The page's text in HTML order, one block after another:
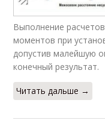
Выполнение
моментов при
допустив малейшую
конечный результат.
Читать дальше →